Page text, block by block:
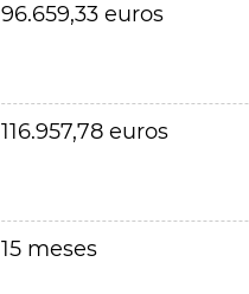
96.659,33 euros
116.957,78 euros
15 meses